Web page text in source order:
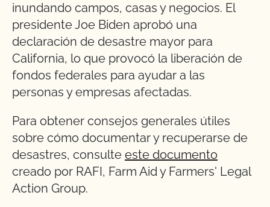
inundando campos, casas y negocios. El
presidente Joe Biden aprobó una
declaración de desastre mayor para
California, lo que provocó la liberación de
fondos federales para ayudar a las
personas y empresas afectadas.
Para obtener consejos generales útiles
sobre cómo documentar y recuperarse de
desastres, consulte este documento
creado por RAFI, Farm Aid y Farmers' Legal
Action Group.